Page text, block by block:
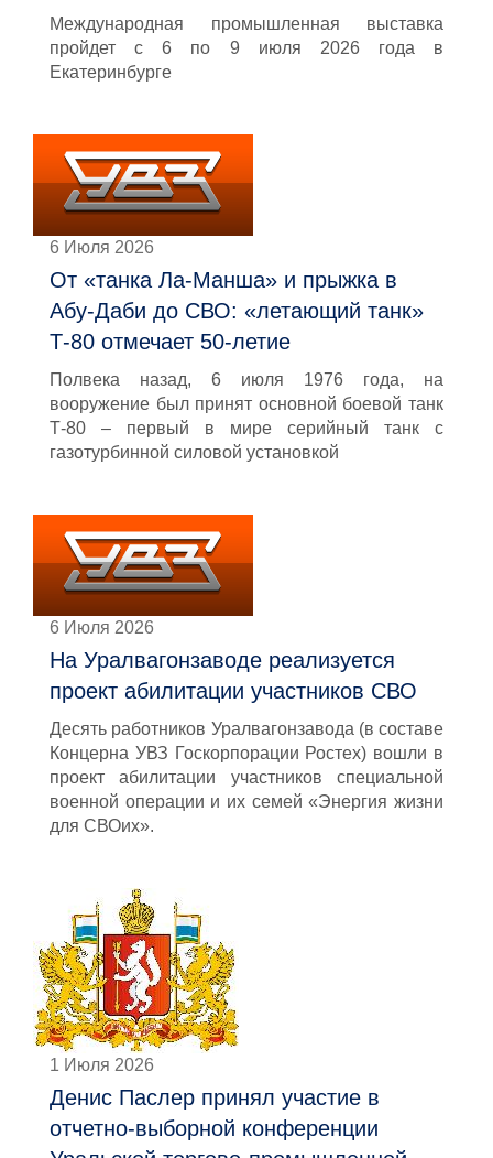
Международная промышленная выставка
пройдет с 6 по 9 июля 2026 года в
Екатеринбурге
6 Июля 2026
От «танка Ла-Манша» и прыжка в
Абу-Даби до СВО: «летающий танк»
Т-80 отмечает 50-летие
Полвека назад, 6 июля 1976 года, на
вооружение был принят основной боевой танк
Т-80 – первый в мире серийный танк с
газотурбинной силовой установкой
6 Июля 2026
На Уралвагонзаводе реализуется
проект абилитации участников СВО
Десять работников Уралвагонзавода (в составе
Концерна УВЗ Госкорпорации Ростех) вошли в
проект абилитации участников специальной
военной операции и их семей «Энергия жизни
для СВОих».
1 Июля 2026
Денис Паслер принял участие в
отчетно-выборной конференции